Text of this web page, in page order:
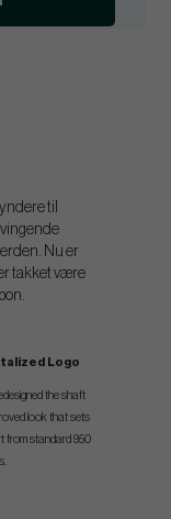
til
Nu er
takket være
Logo
the shaft
look that sets
from standard 950